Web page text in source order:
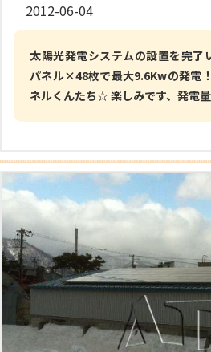
2012-06-04
太陽光発電システムの設置を完了
パネル×48枚で最大9.6Kwの発電
ネルくんたち☆ 楽しみです、発電